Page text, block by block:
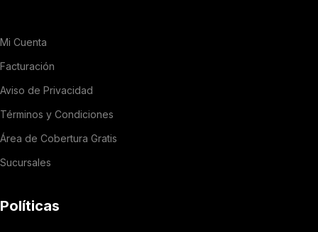
Mi Cuenta
Facturación
Aviso de Privacidad
Términos y Condiciones
Área de Cobertura Gratis
Sucursales
Políticas